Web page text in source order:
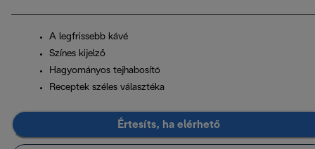
A legfrissebb kávé
Színes kijelző
Hagyományos tejhabosító
Receptek széles választéka
Értesíts, ha elérhető